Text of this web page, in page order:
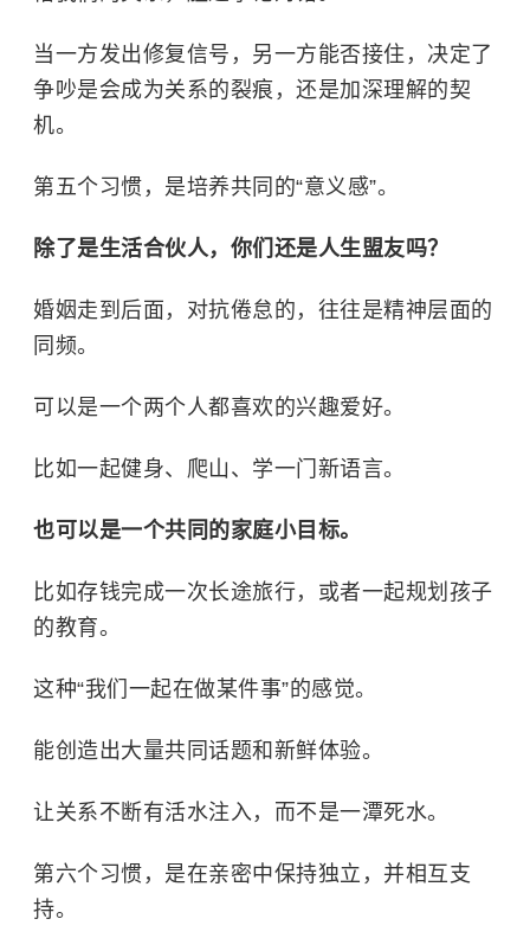
当一方发出修复信号，另一方能否接住，决定了
争吵是会成为关系的裂痕，还是加深理解的契
机。
第五个习惯，是培养共同的“意义感”。
除了是生活合伙人，你们还是人生盟友吗？
婚姻走到后面，对抗倦怠的，往往是精神层面的
同频。
可以是一个两个人都喜欢的兴趣爱好。
比如一起健身、爬山、学一门新语言。
也可以是一个共同的家庭小目标。
比如存钱完成一次长途旅行，或者一起规划孩子
的教育。
这种“我们一起在做某件事”的感觉。
能创造出大量共同话题和新鲜体验。
让关系不断有活水注入，而不是一潭死水。
第六个习惯，是在亲密中保持独立，并相互支
持。